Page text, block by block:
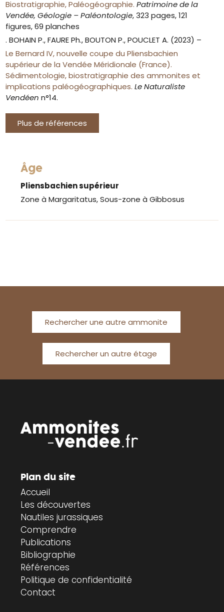
Biostratigraphie, Paléogéographie. Patrimoine de la
Vendée, Géologie – Paléontologie, 323 pages, 121
figures, 69 planches
. BOHAIN P., FAURE Ph., BOUTON P., POUCLET A. (2023) –
Le Bernard IV, nouvelle coupe du Pliensbachien
supérieur de la Vendée Méridionale (France).
Sédimentologie, biostratigraphie des ammonites et
implications paléogéographiques.Le Naturaliste
Vendéen n°14.
Plus de références
Âge
Pliensbachien supérieur
Zone à Margaritatus, Sous-zone à Gibbosus
Rechercher une autre ammonite
Rechercher un autre étage
Plan du site
Accueil
Les découvertes
Nautiles jurassiques
Comprendre
Publications
Bibliographie
Références
Politique de confidentialité
Contact